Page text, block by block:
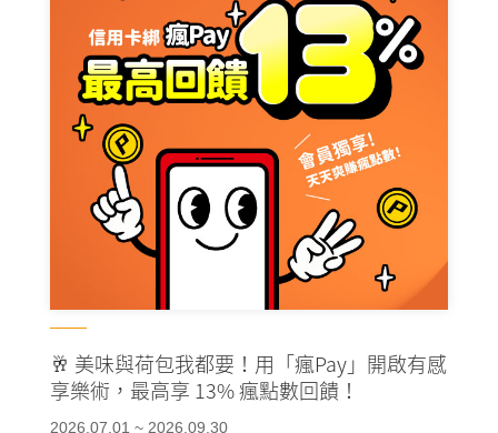
🥂 美味與荷包我都要！用「瘋Pay」開啟有感
享樂術，最高享 13% 瘋點數回饋！
2026.07.01 ~ 2026.09.30